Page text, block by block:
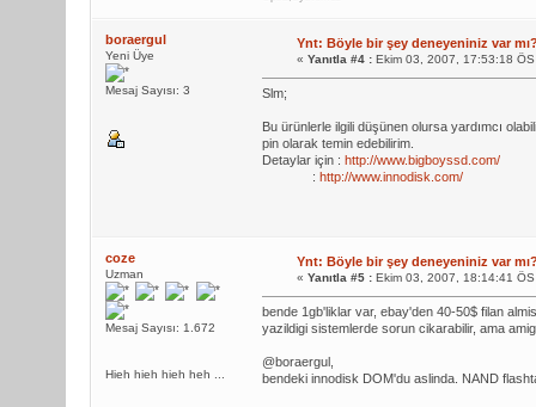
boraergul
Yeni Üye
Mesaj Sayısı: 3
Ynt: Böyle bir şey deneyeniniz var
« Yanıtla #4 :Ekim 03, 2007, 17:53:18
Slm;
Bu ürünlerle ilgili düşünen olursa yardımcı
pin olarak temin edebilirim.
Detaylar için : http://www.bigboyssd.com/
: http://www.innodisk.com/
coze
Uzman
Mesaj Sayısı: 1.672
Hieh hieh hieh heh ...
Ynt: Böyle bir şey deneyeniniz var
« Yanıtla #5 :Ekim 03, 2007, 18:14:41
bende 1gb'liklar var, ebay'den 40-50$ filan
yazildigi sistemlerde sorun cikarabilir, ama
@boraergul,
bendeki innodisk DOM'du aslinda. NAND